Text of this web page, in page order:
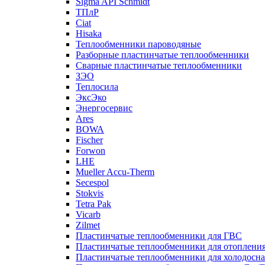
ТПлР
Ciat
Hisaka
Теплообменники пароводяные
Разборные пластинчатые теплообменники
Сварные пластинчатые теплообменники
ЗЭО
Теплосила
ЭксЭко
Энергосервис
Ares
BOWA
Fischer
Forwon
LHE
Mueller Accu-Therm
Secespol
Stokvis
Tetra Pak
Vicarb
Zilmet
Пластинчатые теплообменники для ГВС
Пластинчатые теплообменники для
Пластинчатые теплообменники для